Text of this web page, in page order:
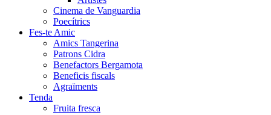
Cinema de Vanguardia
Poecítrics
Fes-te Amic
Amics Tangerina
Patrons Cidra
Benefactors Bergamota
Beneficis fiscals
Agraïments
Tenda
Fruita fresca